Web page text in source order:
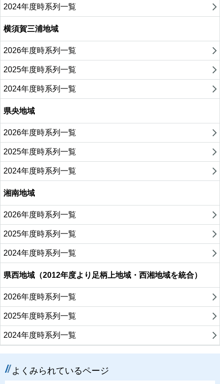
2024年度時系列一覧
横須賀三浦地域
2026年度時系列一覧
2025年度時系列一覧
2024年度時系列一覧
県央地域
2026年度時系列一覧
2025年度時系列一覧
2024年度時系列一覧
湘南地域
2026年度時系列一覧
2025年度時系列一覧
2024年度時系列一覧
県西地域（2012年度より足柄上地域・西湘地域を統合）
2026年度時系列一覧
2025年度時系列一覧
2024年度時系列一覧
よくみられているページ